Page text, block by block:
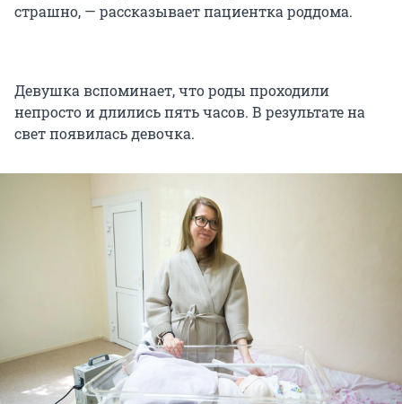
страшно, — рассказывает пациентка роддома.
Девушка вспоминает, что роды проходили
непросто и длились пять часов. В результате на
свет появилась девочка.